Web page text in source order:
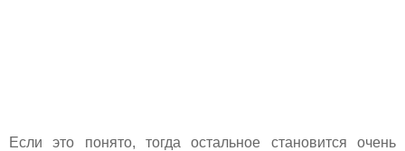
Если это понято, тогда остальное становится очень